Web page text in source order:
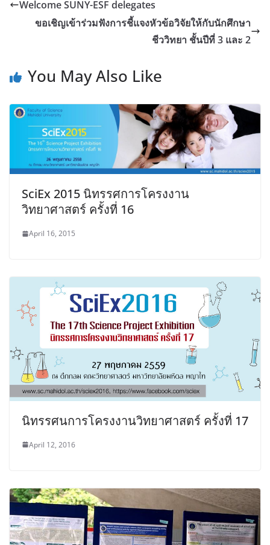
Welcome SUNY-ESF delegates
ขอเชิญเข้าร่วมฟังการชี้แจงหัวข้อวิจัยให้กับนักศึกษา
ชีววิทยา ชั้นปีที่ 3 และ 2
You May Also Like
SciEx 2015 นิทรรศการโครงงาน
วิทยาศาสตร์ ครั้งที่ 16
April 16, 2015
นิทรรศนการโครงงานวิทยาศาสตร์ ครั้งที่ 17
April 12, 2016